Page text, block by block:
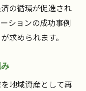
適な地域づくり
の循環が促進され
ションの成功事例
求められます。
地域資産として再